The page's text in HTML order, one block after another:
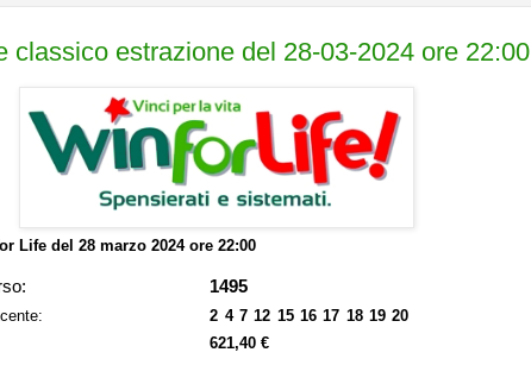
classico estrazione del 28-03-2024 ore 22:00
Life del 28 marzo 2024 ore 22:00
1495
2 4 7 12 15 16 17 18 19 20
621,40 €